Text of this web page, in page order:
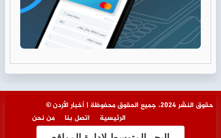
© حقوق النشر 2024، جميع الحقوق محفوظة | أخبار الأردن
من نحن
اتصل بنا الرئيسية